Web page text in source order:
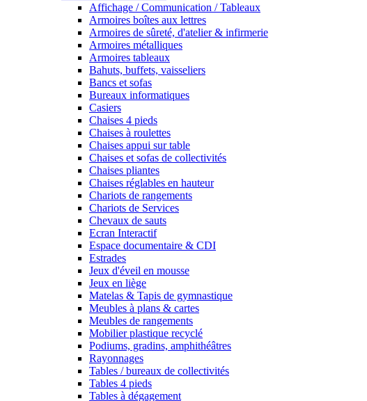
Affichage / Communication / Tableaux
Armoires boîtes aux lettres
Armoires de sûreté, d'atelier & infirmerie
Armoires métalliques
Armoires tableaux
Bahuts, buffets, vaisseliers
Bancs et sofas
Bureaux informatiques
Casiers
Chaises 4 pieds
Chaises à roulettes
Chaises appui sur table
Chaises et sofas de collectivités
Chaises pliantes
Chaises réglables en hauteur
Chariots de rangements
Chariots de Services
Chevaux de sauts
Ecran Interactif
Espace documentaire & CDI
Estrades
Jeux d'éveil en mousse
Jeux en liège
Matelas & Tapis de gymnastique
Meubles à plans & cartes
Meubles de rangements
Mobilier plastique recyclé
Podiums, gradins, amphithéâtres
Rayonnages
Tables / bureaux de collectivités
Tables 4 pieds
Tables à dégagement